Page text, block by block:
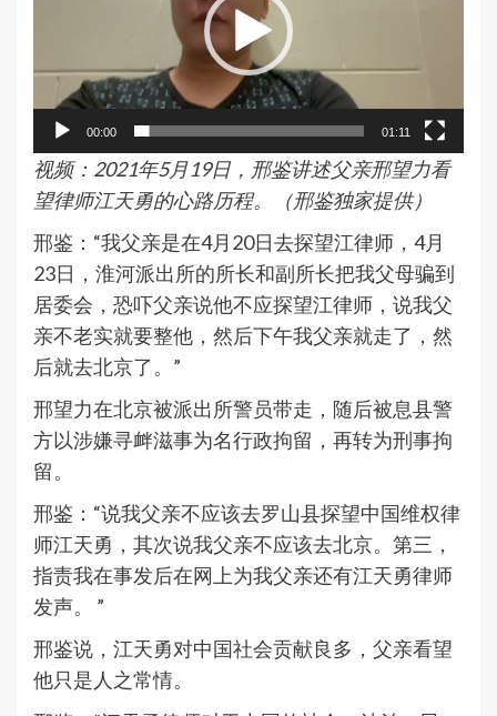
放
器
00:00 01:11
视频：2021年5月19日，邢鉴讲述父亲邢望力看
望律师江天勇的心路历程。（邢鉴独家提供）
邢鉴：“我父亲是在4月20日去探望江律师，4月
23日，淮河派出所的所长和副所长把我父母骗到
居委会，恐吓父亲说他不应探望江律师，说我父
亲不老实就要整他，然后下午我父亲就走了，然
后就去北京了。”
邢望力在北京被派出所警员带走，随后被息县警
方以涉嫌寻衅滋事为名行政拘留，再转为刑事拘
留。
邢鉴：“说我父亲不应该去罗山县探望中国维权律
师江天勇，其次说我父亲不应该去北京。第三，
指责我在事发后在网上为我父亲还有江天勇律师
发声。 ”
邢鉴说，江天勇对中国社会贡献良多，父亲看望
他只是人之常情。